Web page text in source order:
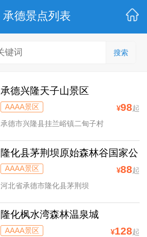
承德景点列表
搜索
承德兴隆天子山景区
AAAA景区 ¥98起
承德市兴隆县挂兰峪镇二甸子村
隆化县茅荆坝原始森林谷国家公
园AAAA景区 ¥88起
河北省承德市隆化县茅荆坝
隆化枫水湾森林温泉城
AAAA景区 ¥128起